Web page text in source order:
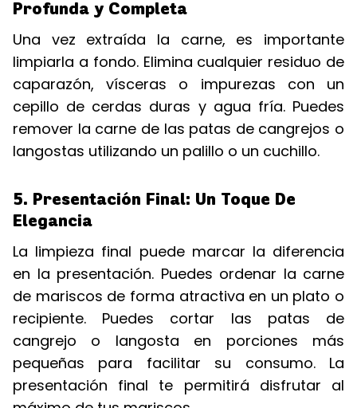
Profunda y Completa
Una vez extraída la carne, es importante
limpiarla a fondo. Elimina cualquier residuo de
caparazón, vísceras o impurezas con un
cepillo de cerdas duras y agua fría. Puedes
remover la carne de las patas de cangrejos o
langostas utilizando un palillo o un cuchillo.
5. Presentación Final: Un Toque De
Elegancia
La limpieza final puede marcar la diferencia
en la presentación. Puedes ordenar la carne
de mariscos de forma atractiva en un plato o
recipiente. Puedes cortar las patas de
cangrejo o langosta en porciones más
pequeñas para facilitar su consumo. La
presentación final te permitirá disfrutar al